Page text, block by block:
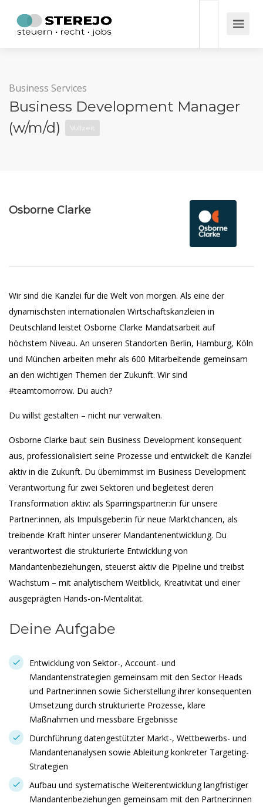
Business Services
Business Development Manager
(w/m/d)
Vollzeit
Osborne Clarke
Wir sind die Kanzlei für die Welt von morgen. Als eine der
dynamischsten internationalen Wirtschaftskanzleien in
Deutschland leistet Osborne Clarke Mandatsarbeit auf
höchstem Niveau. An unseren Standorten Berlin, Hamburg, Köln
und München arbeiten mehr als 600 Mitarbeitende gemeinsam
an den wichtigen Themen der Zukunft. Wir sind
#teamtomorrow. Du auch?
Du willst gestalten – nicht nur verwalten.
Osborne Clarke baut sein Business Development konsequent
aus, professionalisiert seine Prozesse und entwickelt die Kanzlei
aktiv in die Zukunft. Du übernimmst im Business Development
Verantwortung für zwei Sektoren und begleitest deren
Transformation aktiv: als Sparringspartner:in für unsere
Partner:innen, als Impulsgeber:in für neue Marktchancen, als
treibende Kraft hinter unserer Mandantenentwicklung. Du
verantwortest die strukturierte Entwicklung von
Mandantenbeziehungen, steuerst aktiv die Pipeline und treibst
Wachstum – mit analytischem Weitblick, Kreativität und einer
ausgeprägten Hands-on-Mentalität.
Deine Aufgabe
Entwicklung von Sektor-, Account- und
Mandantenstrategien gemeinsam mit den Sector Heads
und Partner:innen sowie Sicherstellung ihrer konsequenten
Umsetzung durch strukturierte Prozesse, klare
Maßnahmen und messbare Ergebnisse
Durchführung datengestützter Markt-, Wettbewerbs- und
Mandantenanalysen sowie Ableitung konkreter Targeting-
Strategien
Aufbau und systematische Weiterentwicklung langfristiger
Mandantenbeziehungen gemeinsam mit den Partner:innen